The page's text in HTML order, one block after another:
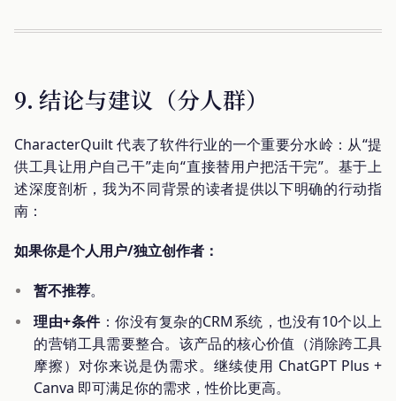
9. 结论与建议（分人群）
CharacterQuilt 代表了软件行业的一个重要分水岭：从“提
供工具让用户自己干”走向“直接替用户把活干完”。基于上
述深度剖析，我为不同背景的读者提供以下明确的行动指
南：
如果你是个人用户/独立创作者：
暂不推荐。
理由+条件：你没有复杂的CRM系统，也没有10个以上
的营销工具需要整合。该产品的核心价值（消除跨工具
摩擦）对你来说是伪需求。继续使用 ChatGPT Plus +
Canva 即可满足你的需求，性价比更高。